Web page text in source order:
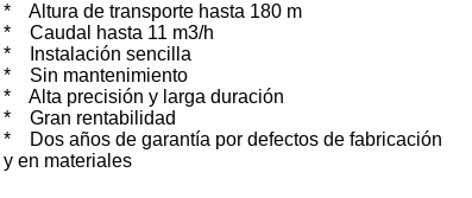
* Altura de transporte hasta 180 m
* Caudal hasta 11 m3/h
* Instalación sencilla
* Sin mantenimiento
* Alta precisión y larga duración
* Gran rentabilidad
* Dos años de garantía por defectos de fabricación
y en materiales